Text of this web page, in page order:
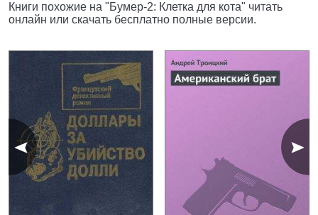
Книги похожие на "Бумер-2: Клетка для кота" читать
онлайн или скачать бесплатно полные версии.